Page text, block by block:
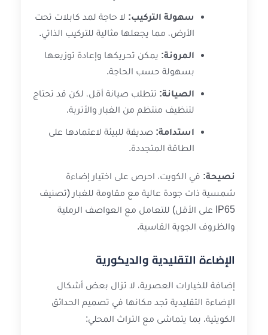
سهولة التركيب: لا حاجة لمد كابلات تحت
الأرض، مما يجعلها مثالية للتركيب الذاتي.
المرونة: يمكن تحريكها وإعادة توزيعها
بسهولة حسب الحاجة.
الصيانة: تتطلب صيانة أقل، لكن قد تحتاج
لتنظيف منتظم من الغبار والأتربة.
استدامة: صديقة للبيئة لاعتمادها على
الطاقة المتجددة.
نصيحة: في الكويت، احرص على اختيار إضاءة
شمسية ذات جودة عالية مع مقاومة للغبار (تصنيف
IP65 على الأقل) للتعامل مع العواصف الرملية
والظروف الجوية القاسية.
الإضاءة التقليدية والديكورية
إضافة للخيارات العصرية، لا تزال بعض أشكال
الإضاءة التقليدية تجد مكانها في تصميم الحدائق
الكويتية، بما يتماشى مع التراث المحلي: